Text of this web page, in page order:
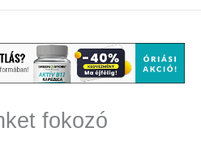
fokozó